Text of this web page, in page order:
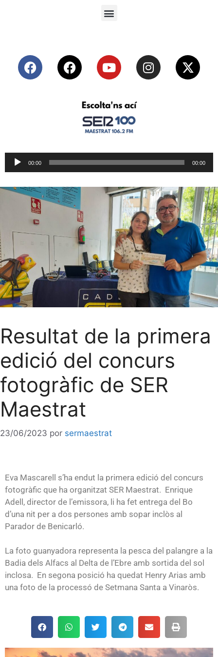
Reproductor
de
00:00 00:00
Resultat de la primera
edició del concurs
fotogràfic de SER
Maestrat
23/06/2023 por sermaestrat
Eva Mascarell s’ha endut la primera edició del concurs
fotogràfic que ha organitzat SER Maestrat. Enrique
Adell, director de l’emissora, li ha fet entrega del Bo
d’una nit per a dos persones amb sopar inclòs al
Parador de Benicarló.
La foto guanyadora representa la pesca del palangre a la
Badia dels Alfacs al Delta de l’Ebre amb sortida del sol
inclosa. En segona posició ha quedat Henry Arias amb
una foto de la processó de Setmana Santa a Vinaròs.